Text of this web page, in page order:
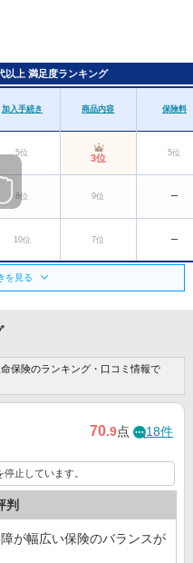
以上 満足度ランキング
加入手続き 商品内容 保険料
5位 3位 5位
8位 9位 ー
10位 7位 ー
6位
3位 4位
10位
ー ー
を見る
保険のランキング・口コミ情報で
70.9点 18件
止しています。
判
が幅広い保険のバランスが